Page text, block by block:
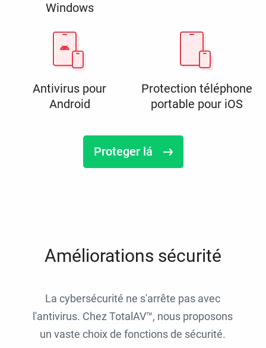
Windows
Antivirus pour
Android
Protection téléphone
portable pour iOS
Proteger lá
Améliorations sécurité
La cybersécurité ne s'arrête pas avec
l'antivirus. Chez TotalAV™, nous proposons
un vaste choix de fonctions de sécurité.